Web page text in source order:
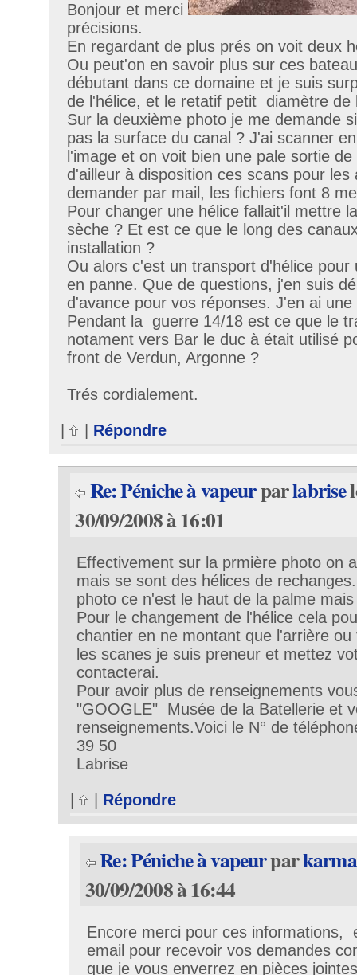
Bonjour et merci
précisions.
En regardant de plus prés on voit deux
Ou peut'on en savoir plus sur ces
débutant dans ce domaine et je suis
de l'hélice, et le retatif petit diamètre de
Sur la deuxième photo je me demande
pas la surface du canal ? J'ai scanner
l'image et on voit bien une pale sortie
d'ailleur à disposition ces scans pour les
demander par mail, les fichiers font 8
Pour changer une hélice fallait'il mettre
sèche ? Et est ce que le long des
installation ?
Ou alors c'est un transport d'hélice pour
en panne. Que de questions, j'en suis
d'avance pour vos réponses. J'en ai
Pendant la guerre 14/18 est ce que le
notament vers Bar le duc à était utilisé
front de Verdun, Argonne ?
Trés cordialement.
Répondre
Re: Péniche à vapeurparlabrise
30/09/2008 à 16:01
Effectivement sur la prmière photo on
mais se sont des hélices de
photo ce n'est le haut de la palme
Pour le changement de l'hélice cela
chantier en ne montant que l'arrière
les scanes je suis preneur et mettez
contacterai.
Pour avoir plus de renseignements
"GOOGLE" Musée de la Batellerie et
renseignements.Voici le N° de
39 50
Labrise
| Répondre
Re: Péniche à vapeurparkarma
30/09/2008 à 16:44
Encore merci pour ces informations,
email pour recevoir vos demandes
que je vous enverrez en pièces